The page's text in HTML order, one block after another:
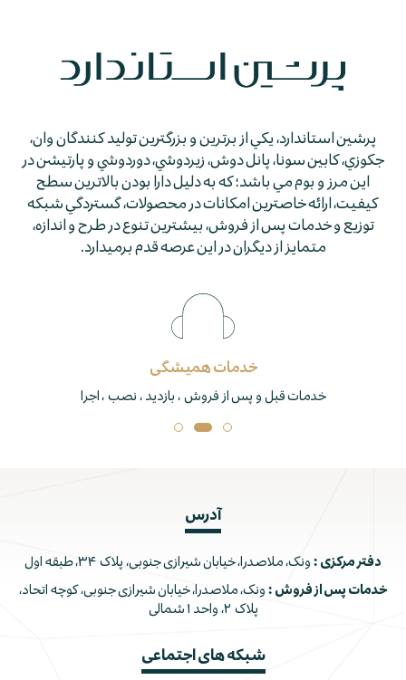
پرشين استاندارد، يكي از برترين و بزرگترين توليد كنندگان وان،
جكوزي، كابين سونا، پانل دوش، زيردوشي، دوردوشي و پارتيشن در
اين مرز و بوم مي باشد؛ كه به دليل دارا بودن بالاترين سطح
كيفيت، ارائه خاصترين امكانات در محصولات، گستردگي شبكه
توزيع و خدمات پس از فروش، بيشترين تنوع در طرح و اندازه،
متمايز از ديگران در اين عرصه قدم برمي­دارد.
خدمات همیشگی
خدمات قبل و پس از فروش ، بازدید ، نصب ، اجرا
آدرس
دفتر مرکزی : ونک، ملاصدرا، خیابان شیرازی جنوبی، پلاک ۳۴، طبقه اول
خدمات پس از فروش : ونک، ملاصدرا، خیابان شیرازی جنوبی، کوچه اتحاد،
پلاک ۲، واحد ۱ شمالی
شبکه های اجتماعی